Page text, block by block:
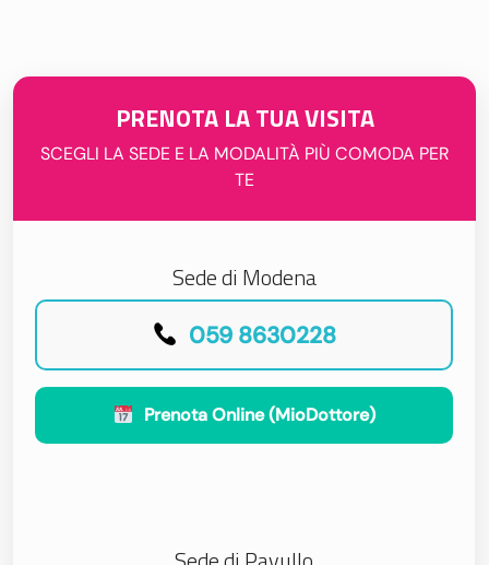
PRENOTA LA TUA VISITA
SCEGLI LA SEDE E LA MODALITÀ PIÙ COMODA PER
TE
Sede di Modena
059 8630228
Prenota Online (MioDottore)